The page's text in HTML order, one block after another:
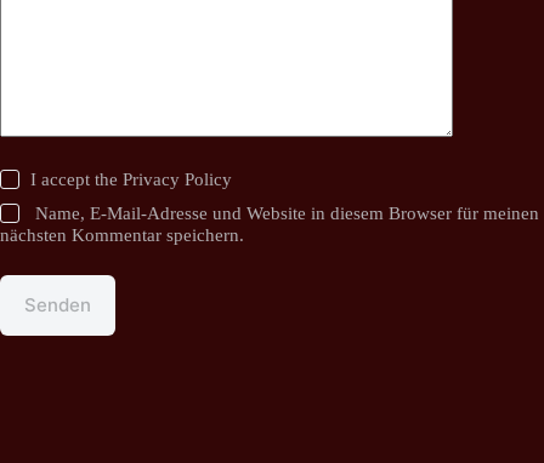
I accept thePrivacy Policy
Name, E-Mail-Adresse und Website in diesem Browser für meinen
nächsten Kommentar speichern.
Senden